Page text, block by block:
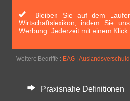
Bleiben Sie auf dem
Wirtschaftslexikon, indem Sie
Werbung. Jederzeit mit einem Klick
Weitere Begriffe : EAG
Praxisnahe Definitionen